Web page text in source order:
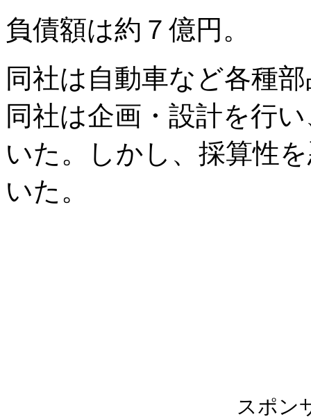
負債額は約７億円。
同社は自動車など各種
同社は企画・設計を行
いた。しかし、採算性
いた。
スポン